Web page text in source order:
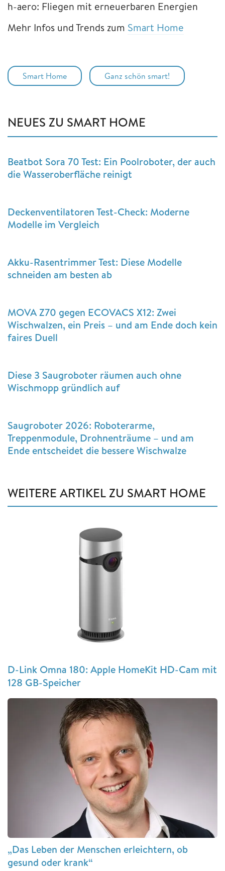
h-aero: Fliegen mit erneuerbaren Energien
Mehr Infos und Trends zum Smart Home
Smart Home Ganz schön smart!
NEUES ZU SMART HOME
Beatbot Sora 70 Test: Ein Poolroboter, der auch
die Wasseroberfläche reinigt
Deckenventilatoren Test-Check: Moderne
Modelle im Vergleich
Akku-Rasentrimmer Test: Diese Modelle
schneiden am besten ab
MOVA Z70 gegen ECOVACS X12: Zwei
Wischwalzen, ein Preis – und am Ende doch kein
faires Duell
Diese 3 Saugroboter räumen auch ohne
Wischmopp gründlich auf
Saugroboter 2026: Roboterarme,
Treppenmodule, Drohnenträume – und am
Ende entscheidet die bessere Wischwalze
WEITERE ARTIKEL ZU SMART HOME
D-Link Omna 180: Apple HomeKit HD-Cam mit
128 GB-Speicher
„Das Leben der Menschen erleichtern, ob
gesund oder krank“